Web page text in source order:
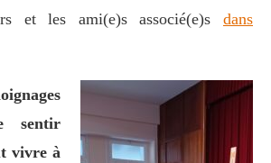
et les ami(e)s associé(e)s dans
sentir
vivre à